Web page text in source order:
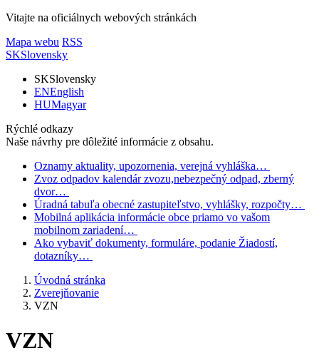
Vitajte na oficiálnych webových stránkách
Mapa webu RSS
SKSlovensky
SKSlovensky
ENEnglish
HUMagyar
Rýchlé odkazy
Naše návrhy pre dôležité informácie z obsahu.
Oznamy aktuality, upozornenia, verejná vyhláška…
Zvoz odpadov kalendár zvozu,nebezpečný odpad, zberný
dvor…
Úradná tabuľa obecné zastupiteľstvo, vyhlášky, rozpočty…
Mobilná aplikácia informácie obce priamo vo vašom
mobilnom zariadení…
Ako vybaviť dokumenty, formuláre, podanie Žiadostí,
dotazníky…
Úvodná stránka
Zverejňovanie
VZN
VZN